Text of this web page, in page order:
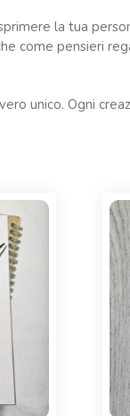
la tua
come pensieri
unico. Ogni